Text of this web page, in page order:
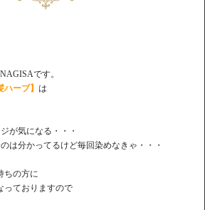
です。
ーブ】 は
が気になる・・・
は分かってるけど毎回染めなきゃ・・・
ちの方に
っておりますので